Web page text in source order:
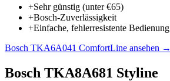
+Sehr günstig (unter €65)
+Bosch-Zuverlässigkeit
+Einfache, fehlerresistente Bedienung
Bosch TKA6A041 ComfortLine ansehen →
Bosch TKA8A681 Styline